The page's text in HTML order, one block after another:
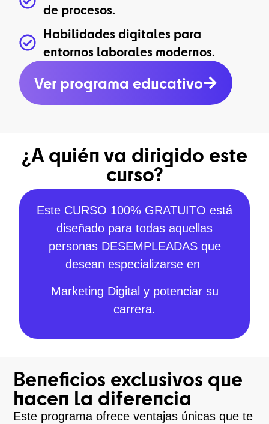
de procesos.
Habilidades digitales para
entornos laborales modernos.
Ver programa educativo
¿A quién va dirigido este
curso?
Este CURSO 100% GRATUITO está
diseñado para todas aquellas
personas DESEMPLEADAS que
desean especializarse en
Marketing Digital y potenciar su
carrera.
Beneficios exclusivos que
hacen la diferencia
Este programa ofrece ventajas únicas que te